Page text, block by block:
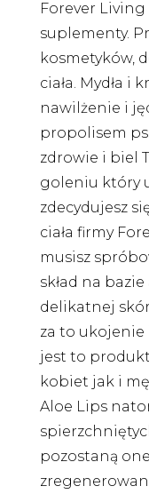
Forever
suplementy.
kosmetyków,
ciała. Mydła i
nawilżenie i
propolisem
zdrowie i biel
goleniu który
zdecydujesz
ciała firmy
musisz
skład na
delikatnej
za to ukojenie
jest to
kobiet jak i
Aloe Lips
pozostaną